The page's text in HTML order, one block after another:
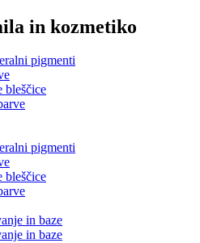
in kozmetiko
pigmenti
bleščice
pigmenti
bleščice
in baze
in baze